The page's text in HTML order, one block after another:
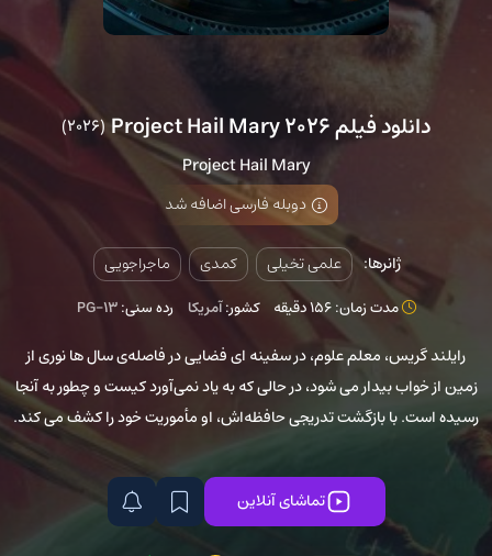
دانلود فیلم Project Hail Mary 2026 (2026)
Project Hail Mary
دوبله فارسی اضافه شد
ژانرها: علمی تخیلی کمدی ماجراجویی
مدت زمان: 156 دقیقه کشور:آمریکا رده سنی:PG-13
رایلند گریس، معلم علوم، در سفینه ای فضایی در فاصله‌ی سال ها نوری از
زمین از خواب بیدار می شود، در حالی که به یاد نمی‌آورد کیست و چطور به آنجا
رسیده است. با بازگشت تدریجی حافظه‌اش، او مأموریت خود را کشف می کند.
تماشای آنلاین